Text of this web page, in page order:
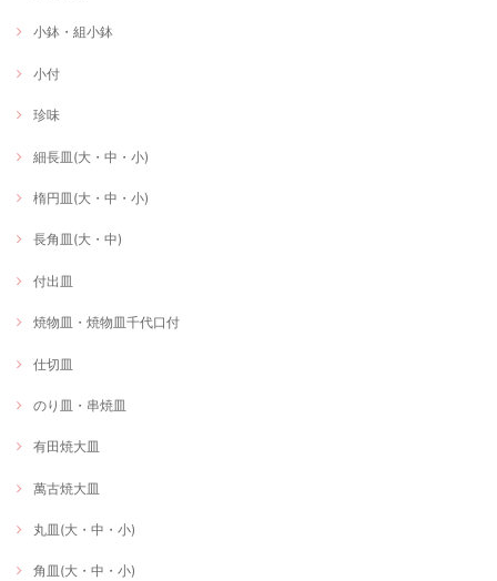
小鉢・組小鉢
小付
珍味
細長皿(大・中・小)
楕円皿(大・中・小)
長角皿(大・中)
付出皿
焼物皿・焼物皿千代口付
仕切皿
のり皿・串焼皿
有田焼大皿
萬古焼大皿
丸皿(大・中・小)
角皿(大・中・小)